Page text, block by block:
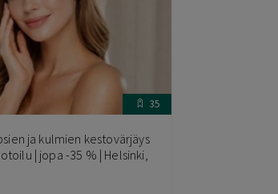
35
ja kulmien kestovärjäys
| jopa -35 % | Helsinki,